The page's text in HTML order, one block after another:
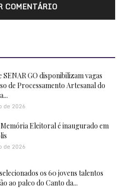
SENAR GO disponibilizam vagas
de Processamento Artesanal do
de 2026
Eleitoral é inaugurado em
de 2026
os 60 jovens talentos
ao palco do Canto da...